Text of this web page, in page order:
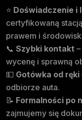
⭐ Doświadczenie i
certyfikowaną
prawem i
📞 Szybki kontakt
wycenę i sprawną
💵 Gotówka od ręki
odbiorze auta.
📝 Formalności po
zajmujemy się